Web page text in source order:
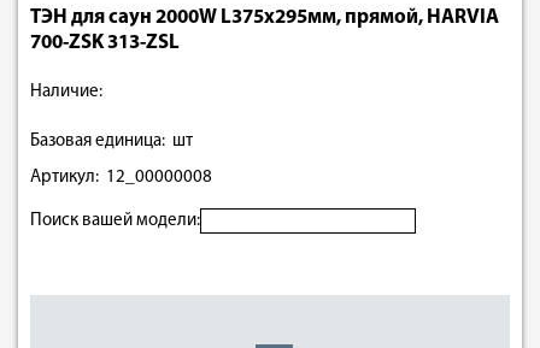
ТЭН для саун 2000W L375х295мм, прямой, HARVIA
700-ZSK 313-ZSL
Наличие:
Базовая единица: шт
Артикул: 12_00000008
Поиск вашей модели: